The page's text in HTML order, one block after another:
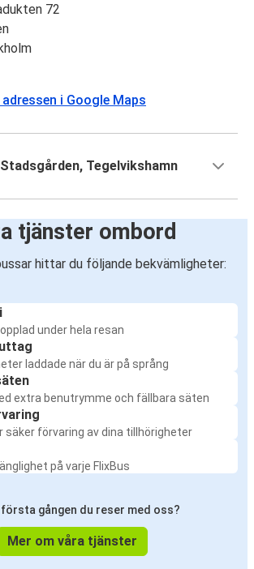
72
i Google Maps
Tegelvikshamn
tjänster ombord
hittar du följande bekvämligheter:
under hela resan
laddade när du är på språng
extra benutrymme och fällbara säten
säker förvaring av dina tillhörigheter
på varje FlixBus
gången du reser med oss?
Mer om våra tjänster